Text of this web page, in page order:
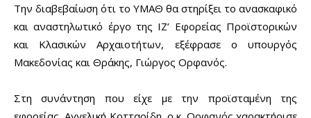
Την διαβεβαίωση ότι το ΥΜΑΘ θα στηρίξει το ανασκαφικό
και αναστηλωτικό έργο της ΙΖ’ Εφορείας Προϊστορικών
και Κλασικών Αρχαιοτήτων, εξέφρασε ο υπουργός
Μακεδονίας και Θράκης, Γιώργος Ορφανός.
Στη συνάντηση που είχε με την προϊσταμένη της